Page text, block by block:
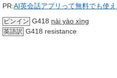
PR:AI英会話アプリって無料でも使
ピンイン G418 nài yào xìng
英語訳 G418 resistance